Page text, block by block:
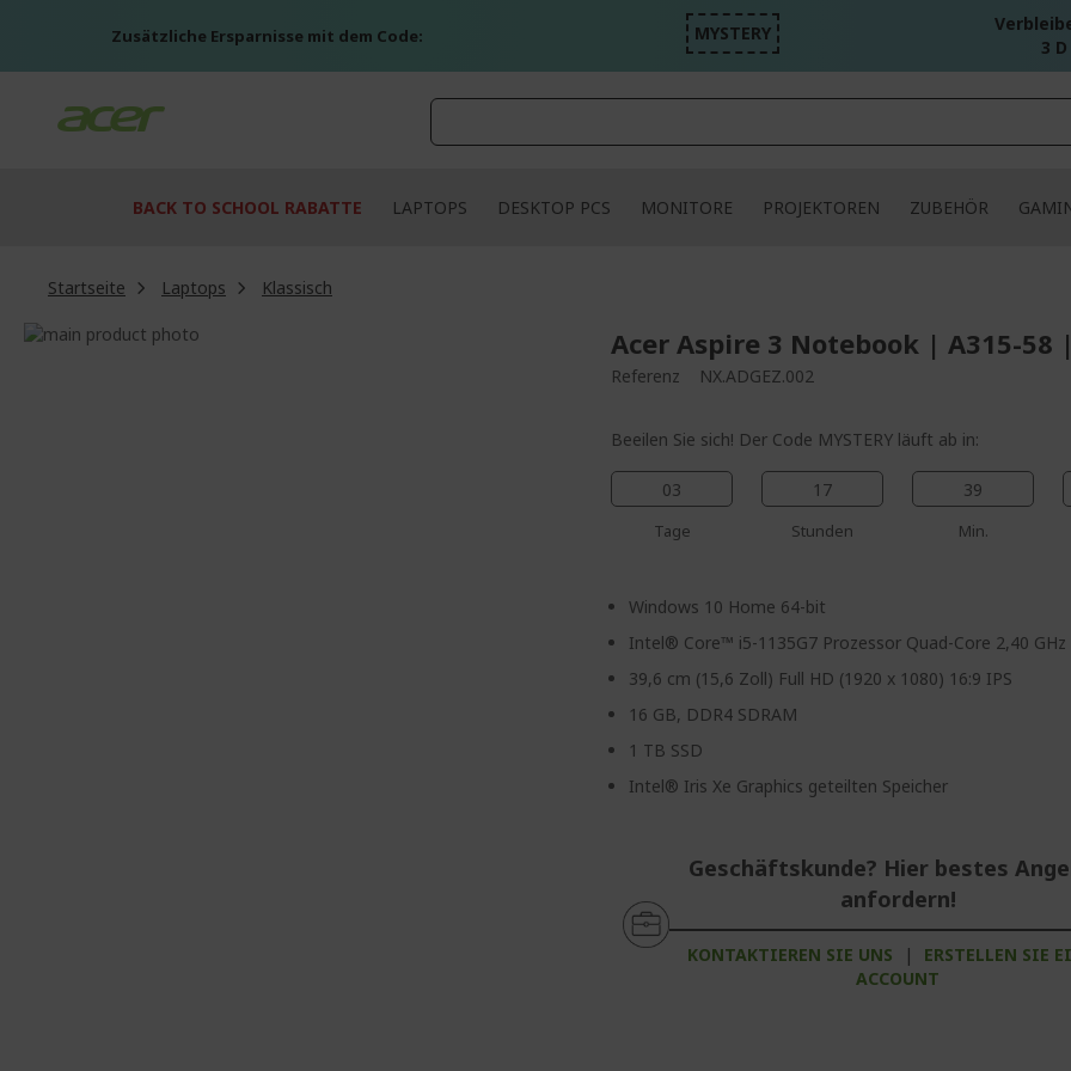
Zusätzliche Ersparnisse mit dem Code: MYSTERY
3
BACK TO SCHOOL RABATTE LAPTOPS DESKTOP PCS MONITORE PROJEKTOREN ZUBEHÖR
Startseite Laptops
Klassisch
Zum
Acer Aspire 3 Notebook | A315-58
Referenz NX.ADGEZ.002
Beeilen Sie sich! Der Code MYSTERY läuft ab in:
03
Tage
17
Stunden
39
Min.
Windows 10 Home 64-bit
Intel® Core™ i5-1135G7 Prozessor Quad-Core 2,40 GHz
39,6 cm (15,6 Zoll) Full HD (1920 x 1080) 16:9 IPS
16 GB, DDR4 SDRAM
1 TB SSD
Intel® Iris Xe Graphics geteilten Speicher
Geschäftskunde? Hier bestes
anfordern!
KONTAKTIEREN SIE UNS |
ERSTELLEN SIE
ACCOUNT